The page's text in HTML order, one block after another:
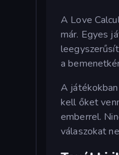
A Love
már. Egyes
a
A
kell őket
emberrel.
válaszokat